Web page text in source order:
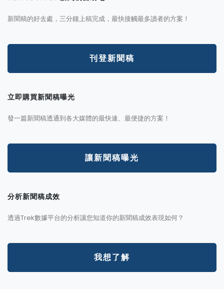
新聞稿的好去處，三分鐘上稿完成，最快接觸最多讀者的方案！
刊登新聞稿
立即購買新聞稿曝光
發一篇新聞稿透通到各大媒體的最快速、最便捷的方案！
讓新聞稿曝光
分析新聞稿成效
透過Trek數據平台的分析讓您知道你的新聞稿成效表現如何？
我想了解